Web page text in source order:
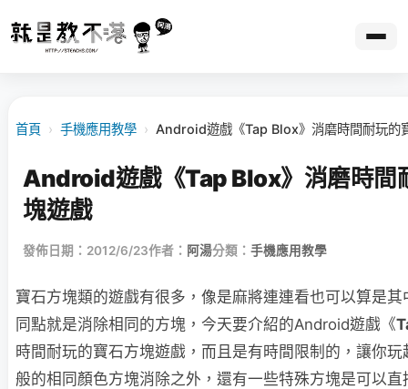
首頁 › 手機應用教學 › Android遊戲《Tap Blox》消磨時間耐玩的
Android遊戲《Tap Blox》消磨時間
塊遊戲
發佈日期：2012/6/23作者： 阿湯分類： 手機應用教學
寶石方塊類的遊戲有很多，像是麻將連連看也可以算是
同點就是消除相同的方塊，今天要介紹的Android遊戲《
時間耐玩的寶石方塊遊戲，而且是有時間限制的，讓你
般的相同顏色方塊消除之外，還有一些特殊方塊是可以